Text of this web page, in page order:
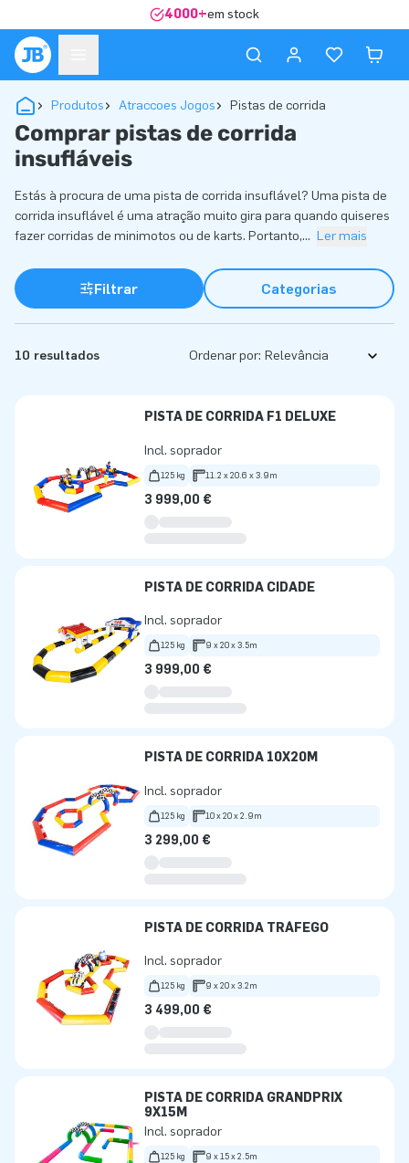
4000+em stock
Produtos Atraccoes Jogos Pistas de corrida
Comprar pistas de corrida
insufláveis
Estás à procura de uma pista de corrida insuflável? Uma pista de
corrida insuflável é uma atração muito gira para quando quiseres
fazer corridas de minimotos ou de karts. Portanto,... Ler mais
Filtrar Categorias
10 resultados Ordenar por:
PISTA DE CORRIDA F1 DELUXE
Incl. soprador
125 kg 11.2 x 20.6 x 3.9m
3 999,00 €
PISTA DE CORRIDA CIDADE
Incl. soprador
125 kg 9 x 20 x 3.5m
3 999,00 €
PISTA DE CORRIDA 10X20M
Incl. soprador
125 kg 10 x 20 x 2.9m
3 299,00 €
PISTA DE CORRIDA TRÁFEGO
Incl. soprador
125 kg 9 x 20 x 3.2m
3 499,00 €
PISTA DE CORRIDA GRANDPRIX
9X15M
Incl. soprador
125 kg 9 x 15 x 2.5m